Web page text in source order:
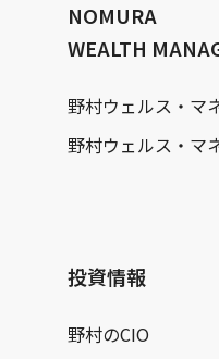
NOMURA
WEALTH
野村ウェルス・マ
野村ウェルス・マ
投資情報
野村のCIO